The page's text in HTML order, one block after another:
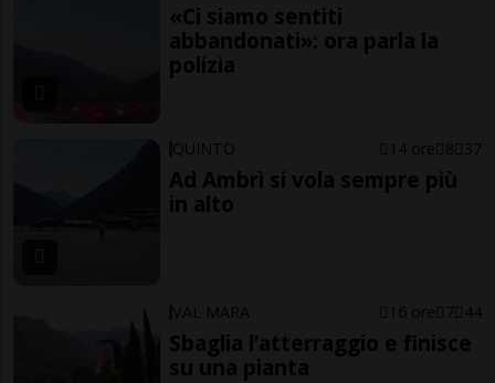
«Ci siamo sentiti
abbandonati»: ora parla la
polizia
QUINTO 14 ore 8 37
Ad Ambrì si vola sempre più
in alto
VAL MARA 16 ore 7 44
Sbaglia l’atterraggio e finisce
su una pianta